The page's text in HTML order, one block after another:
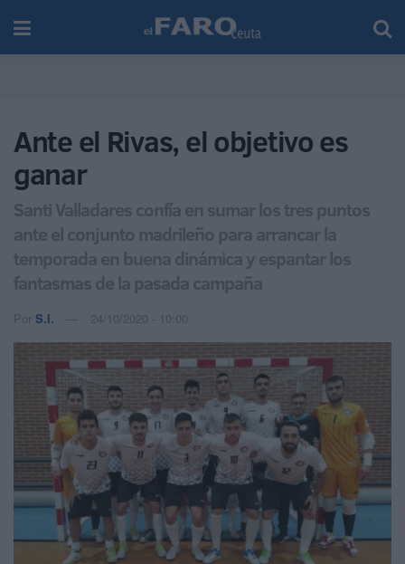
Ante el Rivas, el objetivo es
ganar
Santi Valladares confía en sumar los tres puntos
ante el conjunto madrileño para arrancar la
temporada en buena dinámica y espantar los
fantasmas de la pasada campaña
Por S.I. 24/10/2020 - 10:00